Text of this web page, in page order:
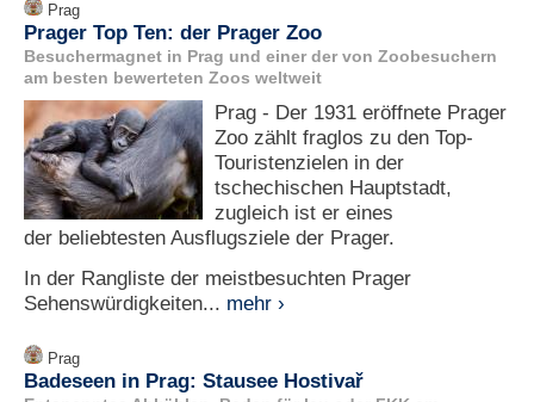
Prag
Prager Top Ten: der Prager Zoo
Besuchermagnet in Prag und einer der von Zoobesuchern
am besten bewerteten Zoos weltweit
Prag - Der 1931 eröffnete Prager
Zoo zählt fraglos zu den Top-
Touristenzielen in der
tschechischen Hauptstadt,
zugleich ist er eines
der beliebtesten Ausflugsziele der Prager.
In der Rangliste der meistbesuchten Prager
Sehenswürdigkeiten... mehr ›
Prag
Badeseen in Prag: Stausee Hostivař